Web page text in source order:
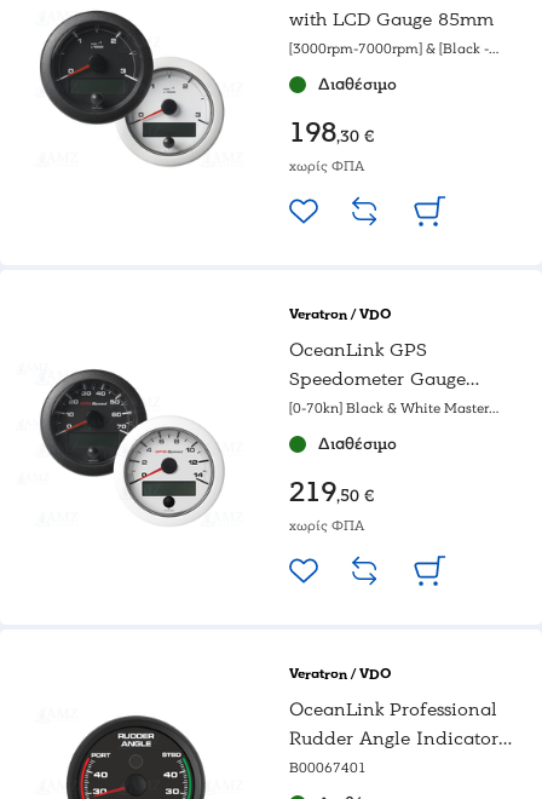
with LCD Gauge 85mm
[3000rpm-7000rpm] & [Black -
Διαθέσιμο
198,30 €
χωρίς ΦΠΑ
Veratron / VDO
OceanLink GPS
Speedometer Gauge
85mm
[0-70kn] Black & White Master
Διαθέσιμο
219,50 €
χωρίς ΦΠΑ
Veratron / VDO
OceanLink Professional
Rudder Angle Indicator
Gauge 85mm
B00067401